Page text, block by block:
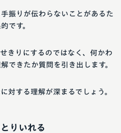
振りが伝わらないことがあるた
です。
きりにするのではなく、何かわ
できたか質問を引き出します。
対する理解が深まるでしょう。
りいれる